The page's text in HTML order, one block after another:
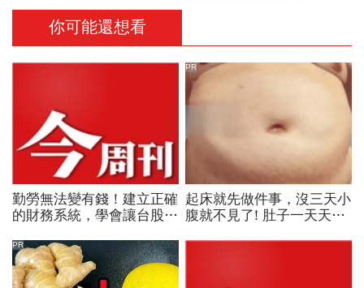
你可能還想看
勤勞無法變有錢！建立正確
的財務系統，學會讓台股與
優勢
起床就先做件事，沒三天小
腹就不見了! 肚子一天天變
PR
PR